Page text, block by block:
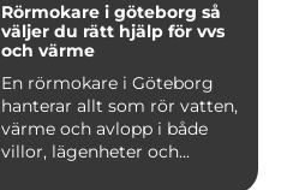
Rörmokare i göteborg så
väljer du rätt hjälp för vvs
och värme
En rörmokare i Göteborg
hanterar allt som rör vatten,
värme och avlopp i både
villor, lägenheter och...